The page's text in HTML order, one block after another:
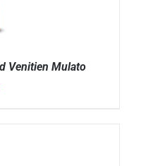
Venitien Mulato